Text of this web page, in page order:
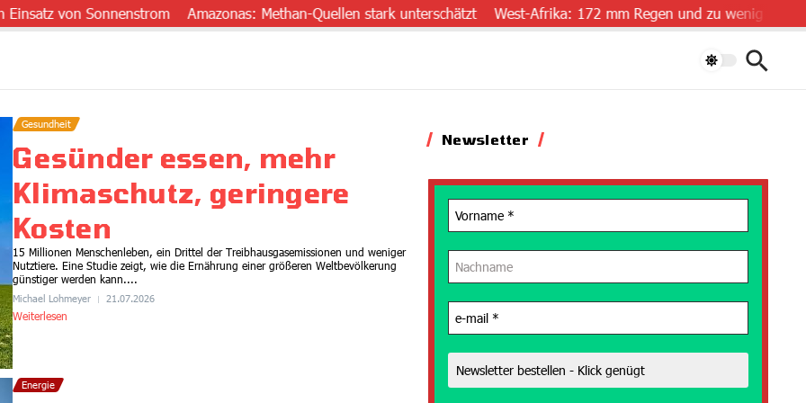
von Sonnenstrom Amazonas: Methan-Quellen stark unterschätzt West-Afrika: 172 mm Regen und zu wenig Daten
Gesundheit
Gesünder essen, mehr
Klimaschutz, geringere
Kosten
15 Millionen Menschenleben, ein Drittel der Treibhausgasemissionen und weniger
Nutztiere. Eine Studie zeigt, wie die Ernährung einer größeren Weltbevölkerung
günstiger werden kann....
Michael Lohmeyer 21.07.2026
Weiterlesen
Energie
Newsletter